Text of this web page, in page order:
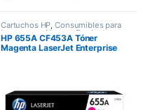
Cartuchos HP,Consumibles para
Impresoras,Nuevos Productos
Sobre Pedido,Toner Original
HP 655A CF453A Tóner
Magenta LaserJet Enterprise